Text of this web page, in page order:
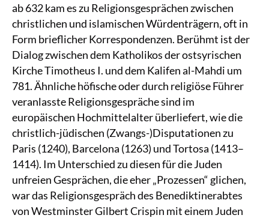
ab 632 kam es zu Religionsgesprächen zwischen
christlichen und islamischen Würdenträgern, oft in
Form brieflicher Korrespondenzen. Berühmt ist der
Dialog zwischen dem Katholikos der ostsyrischen
Kirche Timotheus I. und dem Kalifen al-Mahdi um
781. Ähnliche höfische oder durch religiöse Führer
veranlasste Religionsgespräche sind im
europäischen Hochmittelalter überliefert, wie die
christlich-jüdischen (Zwangs-)Disputationen zu
Paris (1240), Barcelona (1263) und Tortosa (1413–
1414). Im Unterschied zu diesen für die Juden
unfreien Gesprächen, die eher „Prozessen“ glichen,
war das Religionsgespräch des Benediktinerabtes
von Westminster Gilbert Crispin mit einem Juden